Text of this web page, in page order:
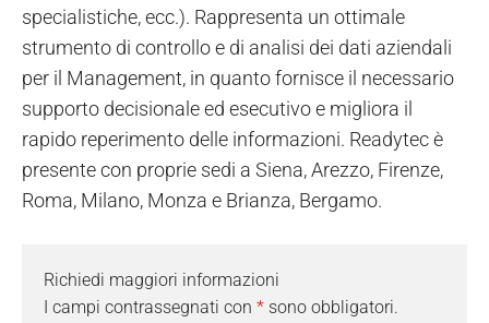
specialistiche, ecc.). Rappresenta un ottimale
strumento di controllo e di analisi dei dati aziendali
per il Management, in quanto fornisce il necessario
supporto decisionale ed esecutivo e migliora il
rapido reperimento delle informazioni. Readytec è
presente con proprie sedi a Siena, Arezzo, Firenze,
Roma, Milano, Monza e Brianza, Bergamo.
Richiedi maggiori informazioni
I campi contrassegnati con * sono obbligatori.